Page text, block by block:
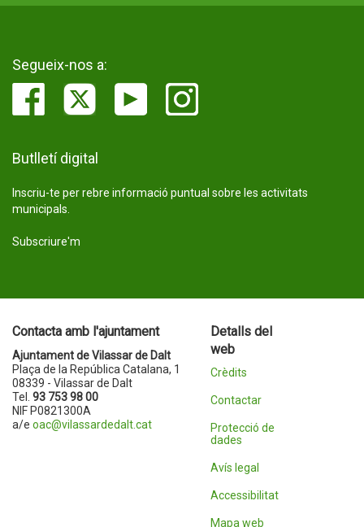
Segueix-nos a:
Butlletí digital
Inscriu-te per rebre informació puntual sobre les activitats
municipals.
Subscriure'm
Contacta amb l'ajuntament
Ajuntament de Vilassar de Dalt
Plaça de la República Catalana, 1
08339 - Vilassar de Dalt
Tel. 93 753 98 00
NIF P0821300A
a/e oac@vilassardedalt.cat
Detalls del
web
Crèdits
Contactar
Protecció de
dades
Avís legal
Accessibilitat
Mapa web